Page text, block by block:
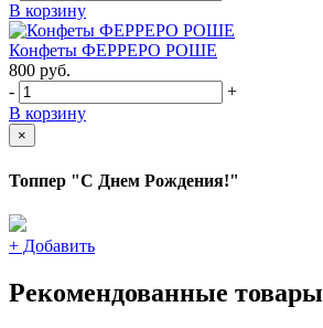
В корзину
Конфеты ФЕРРЕРО РОШЕ
800 руб.
-
+
В корзину
×
Топпер "С Днем Рождения!"
+ Добавить
Рекомендованные товары